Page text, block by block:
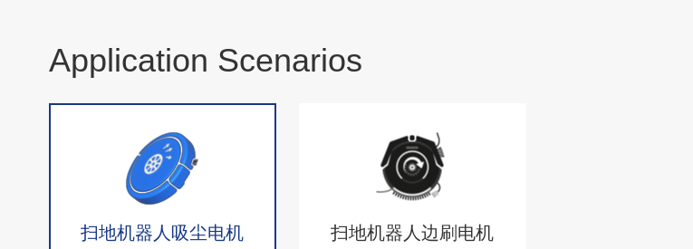
Application Scenarios
扫地机器人吸尘电机 扫地机器人边刷电机